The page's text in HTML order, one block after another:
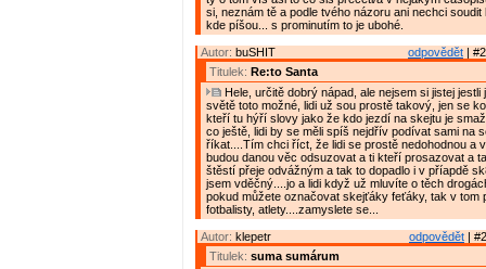
si, neznám tě a podle tvého názoru ani nechci soudit
kde píšou... s prominutím to je ubohé.
odpovědět |
Autor: buSHIT
Titulek: Re:to Santa
Hele, určitě dobrý nápad, ale nejsem si jistej jestli
světě toto možné, lidi už sou prostě takový, jen se
kteří tu hýří slovy jako že kdo jezdí na skejtu je
co ještě, lidi by se měli spíš nejdřív podívat sami na
říkat....Tím chci říct, že lidi se prostě nedohodnou a
budou danou věc odsuzovat a ti kteří prosazovat a
štěstí přeje odvážným a tak to dopadlo i v příapdě
jsem vděčný....jo a lidi když už mluvíte o těch
pokud můžete označovat skejťáky feťáky, tak v tom
fotbalisty, atlety....zamyslete se...
odpovědět |
Autor: klepetr
Titulek: suma sumárum